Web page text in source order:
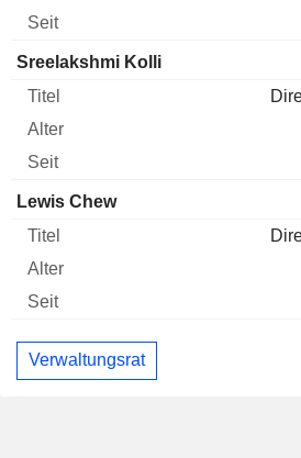
Sreelakshmi Kolli
Lewis Chew
Verwaltungsrat